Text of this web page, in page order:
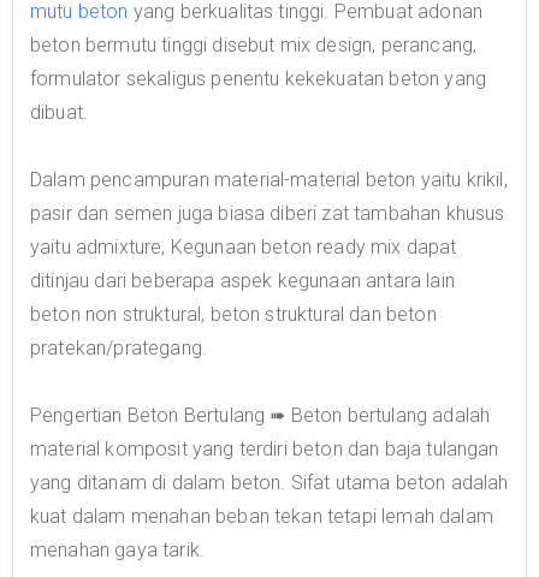
mutu beton yang berkualitas tinggi. Pembuat adonan
beton bermutu tinggi disebut mix design, perancang,
formulator sekaligus penentu kekekuatan beton yang
dibuat.
Dalam pencampuran material-material beton yaitu krikil,
pasir dan semen juga biasa diberi zat tambahan khusus
yaitu admixture, Kegunaan beton ready mix dapat
ditinjau dari beberapa aspek kegunaan antara lain
beton non struktural, beton struktural dan beton
pratekan/prategang.
Pengertian Beton Bertulang ➠ Beton bertulang adalah
material komposit yang terdiri beton dan baja tulangan
yang ditanam di dalam beton. Sifat utama beton adalah
kuat dalam menahan beban tekan tetapi lemah dalam
menahan gaya tarik.